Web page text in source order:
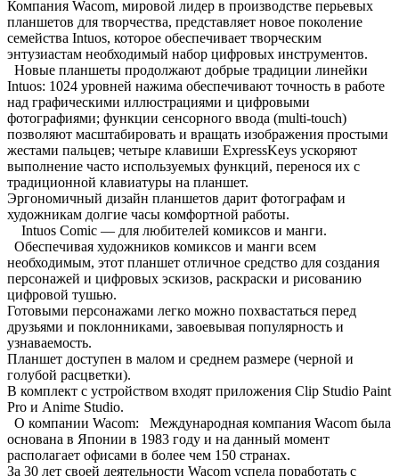
Компания Wacom, мировой лидер в производстве перьевых
планшетов для творчества, представляет новое поколение
семейства Intuos, которое обеспечивает творческим
энтузиастам необходимый набор цифровых инструментов.
Новые планшеты продолжают добрые традиции линейки
Intuos: 1024 уровней нажима обеспечивают точность в работе
над графическими иллюстрациями и цифровыми
фотографиями; функции сенсорного ввода (multi-touch)
позволяют масштабировать и вращать изображения простыми
жестами пальцев; четыре клавиши ExpressKeys ускоряют
выполнение часто используемых функций, перенося их с
традиционной клавиатуры на планшет.
Эргономичный дизайн планшетов дарит фотографам и
художникам долгие часы комфортной работы.
Intuos Comic — для любителей комиксов и манги.
Обеспечивая художников комиксов и манги всем
необходимым, этот планшет отличное средство для создания
персонажей и цифровых эскизов, раскраски и рисованию
цифровой тушью.
Готовыми персонажами легко можно похвастаться перед
друзьями и поклонниками, завоевывая популярность и
узнаваемость.
Планшет доступен в малом и среднем размере (черной и
голубой расцветки).
В комплект с устройством входят приложения Clip Studio Paint
Pro и Anime Studio.
О компании Wacom: Международная компания Wacom была
основана в Японии в 1983 году и на данный момент
располагает офисами в более чем 150 странах.
За 30 лет своей деятельности Wacom успела поработать с